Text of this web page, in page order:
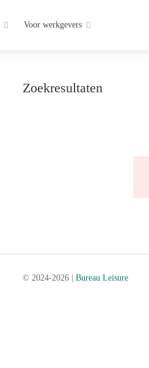
Voor werkgevers
Zoekresultaten
© 2024-2026 | Bureau Leisure